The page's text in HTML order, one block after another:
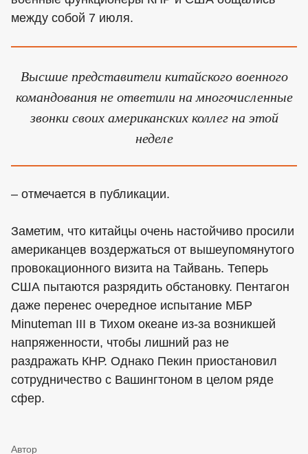
между собой 7 июля.
Высшие представители китайского военного
командования не ответили на многочисленные
звонки своих американских коллег на этой
неделе
– отмечается в публикации.
Заметим, что китайцы очень настойчиво просили
американцев воздержаться от вышеупомянутого
провокационного визита на Тайвань. Теперь
США пытаются разрядить обстановку. Пентагон
даже перенес очередное испытание МБР
Minuteman III в Тихом океане из-за возникшей
напряженности, чтобы лишний раз не
раздражать КНР. Однако Пекин приостановил
сотрудничество с Вашингтоном в целом ряде
сфер.